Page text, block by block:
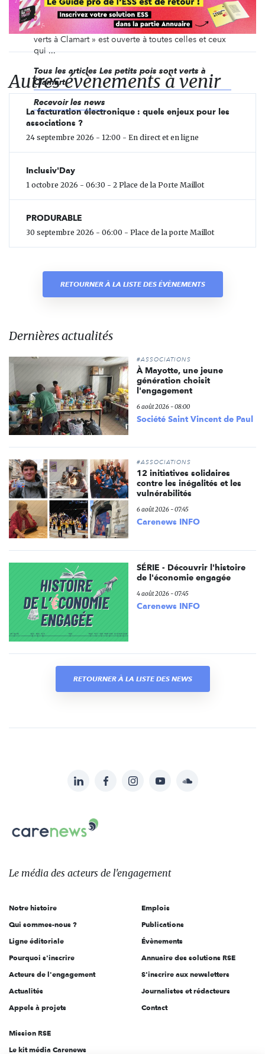
Basée à Clamart, elle a pour but d’imaginer et
construire un mode de vie respectueux de
l'environnement et solidaire. « Les petits pois sont
verts à Clamart » est ouverte à toutes celles et ceux
qui ...
Tous les articles Les petits pois sont verts à
Clamart
Recevoir les news
Autres évènements à venir
La facturation électronique : quels enjeux pour les
associations ?
24 septembre 2026 - 12:00 - En direct et en ligne
Inclusiv'Day
1 octobre 2026 - 06:30 - 2 Place de la Porte Maillot
PRODURABLE
30 septembre 2026 - 06:00 - Place de la porte Maillot
RETOURNER À LA LISTE DES ÉVÈNEMENTS
Dernières actualités
#ASSOCIATIONS
À Mayotte, une jeune
génération choisit
l'engagement
6 août 2026 - 08:00
Société Saint Vincent de Paul
#ASSOCIATIONS
12 initiatives solidaires
contre les inégalités et les
vulnérabilités
6 août 2026 - 07:45
Carenews INFO
SÉRIE - Découvrir l'histoire
de l'économie engagée
4 août 2026 - 07:45
Carenews INFO
RETOURNER À LA LISTE DES NEWS
sur:
LinkedInFacebookInstagramYouTubeSoundcloud
Carenews,
Le
des
l'engagement
Le média des acteurs de l'engagement
Notre histoire
Qui sommes-nous ?
Ligne éditoriale
Pourquoi s'inscrire
Acteurs de l'engagement
Actualités
Appels à projets
Emplois
Publications
Évènements
Annuaire des solutions RSE
S'inscrire aux newsletters
Journalistes et rédacteurs
Contact
Mission RSE
Le kit média Carenews